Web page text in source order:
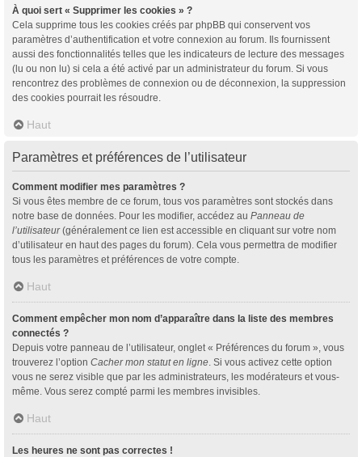
À quoi sert « Supprimer les cookies » ?
Cela supprime tous les cookies créés par phpBB qui conservent vos
paramètres d’authentification et votre connexion au forum. Ils fournissent
aussi des fonctionnalités telles que les indicateurs de lecture des messages
(lu ou non lu) si cela a été activé par un administrateur du forum. Si vous
rencontrez des problèmes de connexion ou de déconnexion, la suppression
des cookies pourrait les résoudre.
Haut
Paramètres et préférences de l’utilisateur
Comment modifier mes paramètres ?
Si vous êtes membre de ce forum, tous vos paramètres sont stockés dans
notre base de données. Pour les modifier, accédez au Panneau de
l’utilisateur(généralement ce lien est accessible en cliquant sur votre nom
d’utilisateur en haut des pages du forum). Cela vous permettra de modifier
tous les paramètres et préférences de votre compte.
Haut
Comment empêcher mon nom d’apparaître dans la liste des membres
connectés ?
Depuis votre panneau de l’utilisateur, onglet « Préférences du forum », vous
trouverez l’option Cacher mon statut en ligne. Si vous activez cette option
vous ne serez visible que par les administrateurs, les modérateurs et vous-
même. Vous serez compté parmi les membres invisibles.
Haut
Les heures ne sont pas correctes !